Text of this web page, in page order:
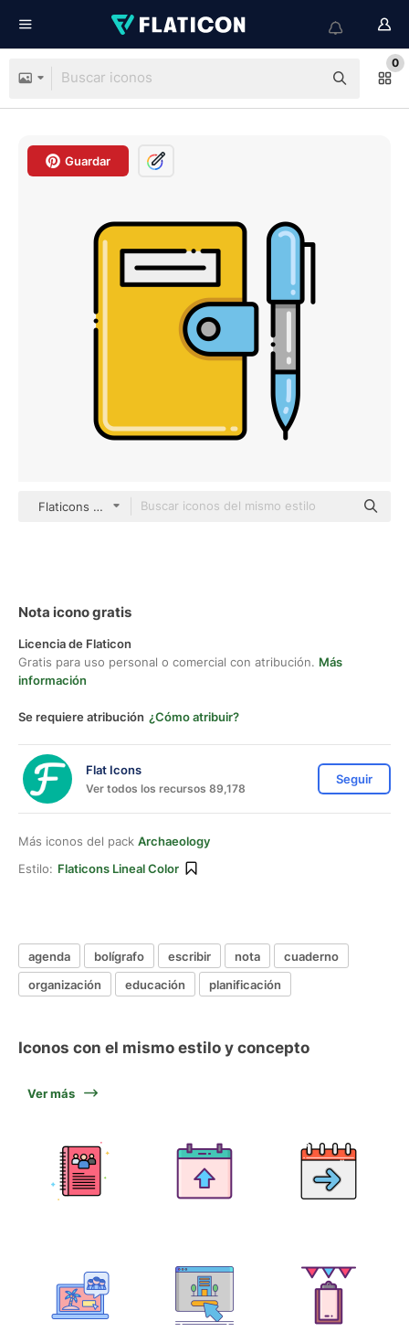
0
Guardar
Flaticons Lineal Color
Nota icono gratis
Licencia de Flaticon
Gratis para uso personal o comercial con atribución. Más
información
Se requiere atribución ¿Cómo atribuir?
Flat Icons
Ver todos los recursos 89,178
Seguir
Más iconos del pack Archaeology
Estilo: Flaticons Lineal Color
agenda bolígrafo escribir nota
cuaderno
organización
educación planificación
Iconos con el mismo estilo y concepto
Ver más